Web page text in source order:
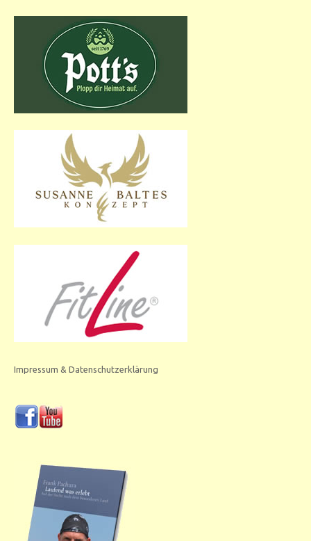
Impressum & Datenschutzerklärung